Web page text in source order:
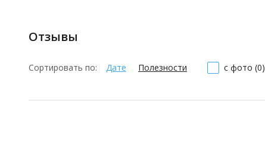
Отзывы
Сортировать по: Дате Полезности с фото (0)